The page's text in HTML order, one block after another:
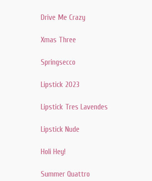
Drive Me Crazy
Xmas Three
Springsecco
Lipstick 2023
Lipstick Tres Lavendes
Lipstick Nude
Holi Hey!
Summer Quattro